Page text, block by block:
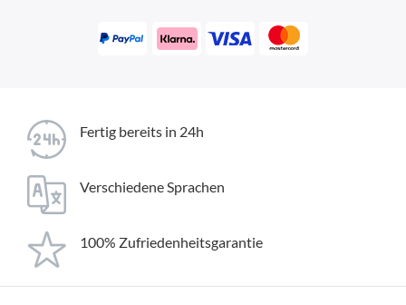
Fertig bereits in 24h
Verschiedene Sprachen
100% Zufriedenheitsgarantie